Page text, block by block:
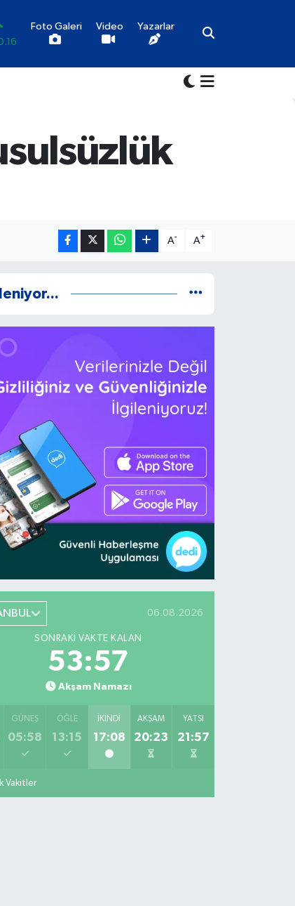
Foto Galeri Video Yazarlar
A- A+
06.08.2026
SONRAKI VAKTE KALAN
53:57
Akşam Namazı
GÜNEŞ
05:58
ÖĞLE
13:15
İKINDI
17:08
AKŞAM
20:23
YATSI
21:57
Vakitler